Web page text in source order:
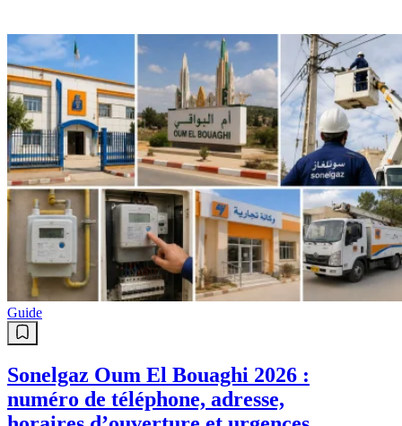
Guide
Sonelgaz Oum El Bouaghi 2026 :
numéro de téléphone, adresse,